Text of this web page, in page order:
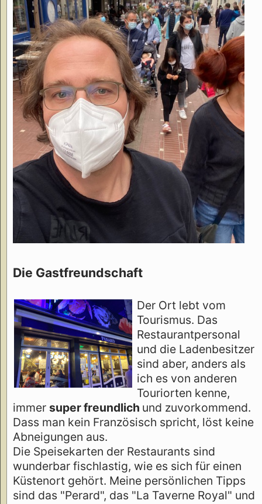
Die Gastfreundschaft
Der Ort lebt vom
Tourismus. Das
Restaurantpersonal
und die Ladenbesitzer
sind aber, anders als
ich es von anderen
Touriorten kenne,
immer super freundlich und zuvorkommend.
Dass man kein Französisch spricht, löst keine
Abneigungen aus.
Die Speisekarten der Restaurants sind
wunderbar fischlastig, wie es sich für einen
Küstenort gehört. Meine persönlichen Tipps
sind das "Perard", das "La Taverne Royal" und